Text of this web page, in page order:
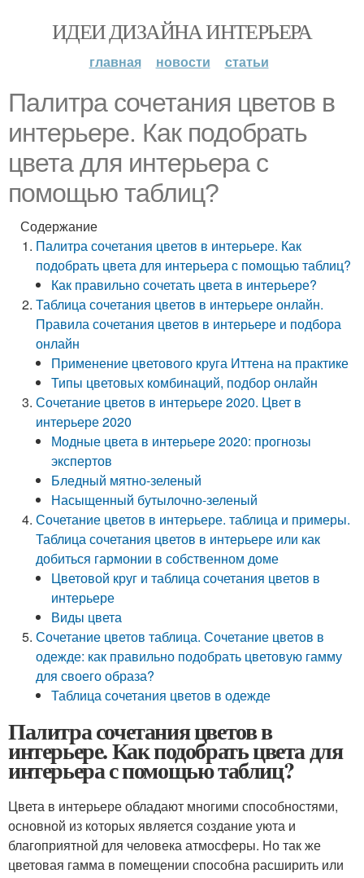
ИДЕИ ДИЗАЙНА ИНТЕРЬЕРА
главная новости статьи
Палитра сочетания цветов в
интерьере. Как подобрать
цвета для интерьера с
помощью таблиц?
Содержание
Палитра сочетания цветов в интерьере. Как
подобрать цвета для интерьера с помощью таблиц?
Как правильно сочетать цвета в интерьере?
Таблица сочетания цветов в интерьере онлайн.
Правила сочетания цветов в интерьере и подбора
онлайн
Применение цветового круга Иттена на практике
Типы цветовых комбинаций, подбор онлайн
Сочетание цветов в интерьере 2020. Цвет в
интерьере 2020
Модные цвета в интерьере 2020: прогнозы
экспертов
Бледный мятно-зеленый
Насыщенный бутылочно-зеленый
Сочетание цветов в интерьере. таблица и примеры.
Таблица сочетания цветов в интерьере или как
добиться гармонии в собственном доме
Цветовой круг и таблица сочетания цветов в
интерьере
Виды цвета
Сочетание цветов таблица. Сочетание цветов в
одежде: как правильно подобрать цветовую гамму
для своего образа?
Таблица сочетания цветов в одежде
Палитра сочетания цветов в
интерьере. Как подобрать цвета для
интерьера с помощью таблиц?
Цвета в интерьере обладают многими способностями,
основной из которых является создание уюта и
благоприятной для человека атмосферы. Но так же
цветовая гамма в помещении способна расширить или